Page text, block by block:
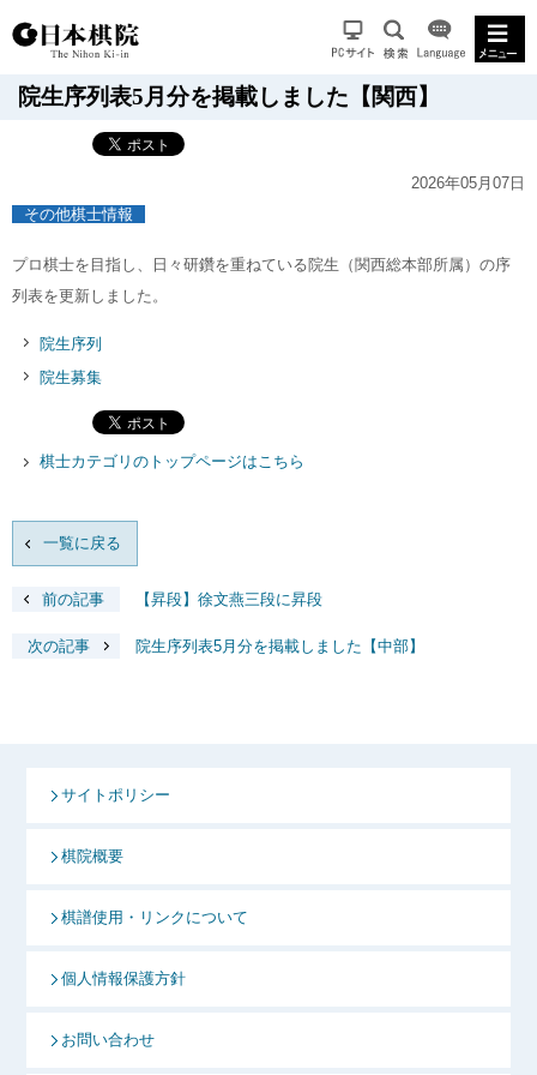
院生序列表5月分を掲載しました【関西】
2026年05月07日
その他棋士情報
プロ棋士を目指し、日々研鑽を重ねている院生（関西総本部所属）の序
列表を更新しました。
院生序列
院生募集
棋士カテゴリのトップページはこちら
一覧に戻る
前の記事 【昇段】徐文燕三段に昇段
次の記事 院生序列表5月分を掲載しました【中部】
サイトポリシー
棋院概要
棋譜使用・リンクについて
個人情報保護方針
お問い合わせ